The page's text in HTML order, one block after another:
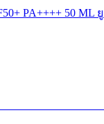
PA++++ 50